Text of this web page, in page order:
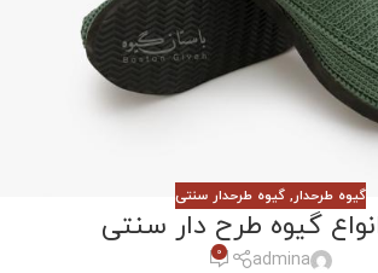
گیوه طرحدار, گیوه طرحدار سنتی
گیوه طرح دار سنتی
admina
0